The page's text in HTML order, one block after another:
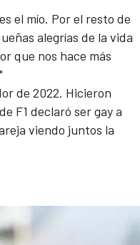
el mío. Por el resto de
alegrías de la vida
que nos hace más
de 2022. Hicieron
F1 declaró ser gay a
viendo juntos la